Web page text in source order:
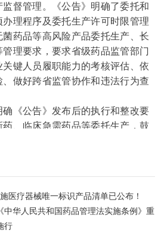
施的变更存在质量风险的，应当及
除风险。
产企业接受多家持有人委托生产同
托生产企业自身持有相同通用名
全过程管理和文件管理，对制剂
规程、质量标准、检验方法等，
严格区分；还应当加强物料管
品和制剂产品的管理应当相互独
溯。
照核准的生产工艺生产，在核准
控措施。持有人应当定期开展产
品质量一致。
托生产企业应当加强留样和稳定
督管理。《公告》明确了委托和
理程序及委托生产许可时限管理
药品等高风险产品委托生产、长
理要求，要求省级药品监管部门
键人员履职能力的考核评估、依
做好跨省监管协作和违法行为查
《公告》发布后的执行和整改要
、临床急需药品等委托生产，鼓
生产力。
质量管理，确保能够满足药品质
合监管实践和业界意见建议，根据
规定持有人和受托生产企业应当
医疗器械唯一标识产品清单已公布！
中华人民共和国药品管理法实施条例》重
行